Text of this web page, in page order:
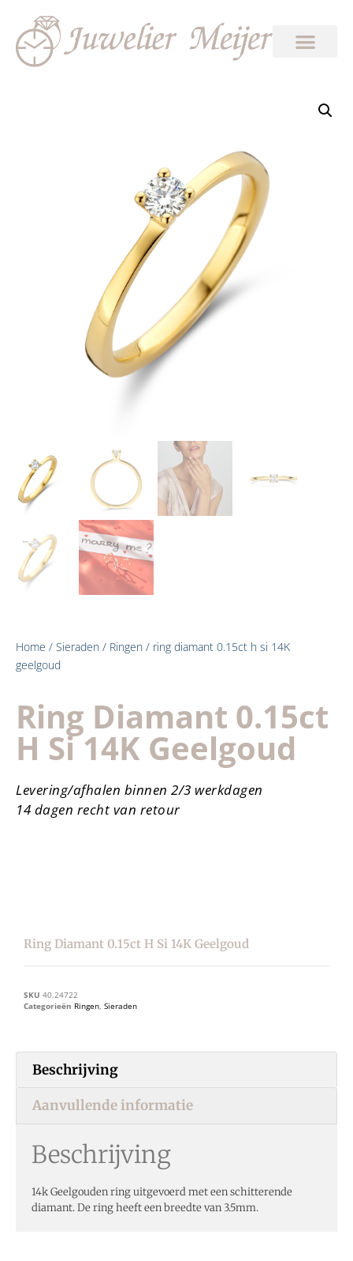
Home / Sieraden / Ringen / ring diamant 0.15ct h si 14K
geelgoud
Ring Diamant 0.15ct
H Si 14K Geelgoud
Levering/afhalen binnen 2/3 werkdagen
14 dagen recht van retour
Ring Diamant 0.15ct H Si 14K Geelgoud
SKU 40.24722
Categorieën Ringen, Sieraden
Beschrijving
Aanvullende informatie
Beschrijving
14k Geelgouden ring uitgevoerd met een schitterende
diamant. De ring heeft een breedte van 3.5mm.